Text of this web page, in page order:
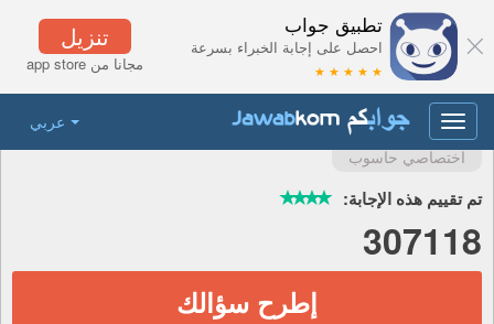
تنزيل
مجانا من app store
تطبيق جواب
احصل على إجابة الخبراء بسرعة
★ ★ ★ ★ ★
عربي
Toggle
navigation
اختصاصي حاسوب
تم تقييم هذه الإجابة:
307118
إطرح سؤالك